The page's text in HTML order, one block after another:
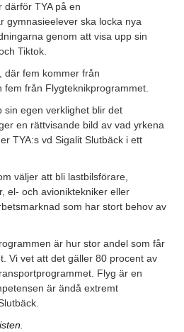
därför TYA på en
gymnasieelever ska locka nya
genom att visa upp sin
Tiktok.
där fem kommer från
från Flygteknikprogrammet.
sin egen verklighet blir det
en rättvisande bild av vad yrkena
TYA:s vd Sigalit Slutbäck i ett
väljer att bli lastbilsförare,
el- och avioniktekniker eller
som har stort behov av
är hur stor andel som får
Vi vet att det gäller 80 procent av
Flyg är en
är ändå extremt